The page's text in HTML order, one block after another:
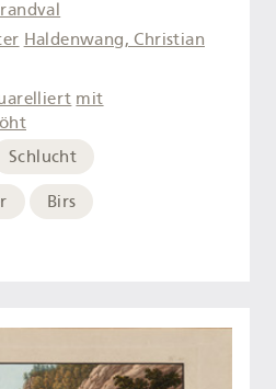
Haldenwang, Christian
mit
Schlucht
Birs